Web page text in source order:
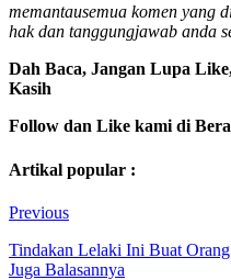
memantausemua komen yang
hak dan tanggungjawab anda
Dah Baca, Jangan Lupa
Kasih
Follow dan Like kami di
Artikal popular :
Previous
Tindakan Lelaki Ini Buat
Juga Balasannya